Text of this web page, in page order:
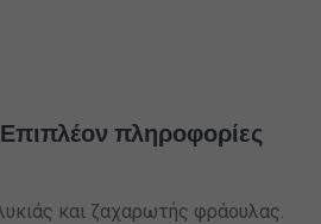
Επιπλέον πληροφορίες
και ζαχαρωτής φράουλας.